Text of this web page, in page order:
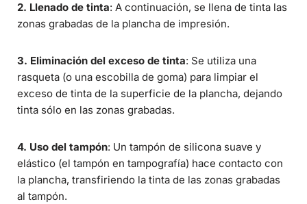
2. Llenado de tinta: A continuación, se llena de tinta las
zonas grabadas de la plancha de impresión.
3. Eliminación del exceso de tinta: Se utiliza una
rasqueta (o una escobilla de goma) para limpiar el
exceso de tinta de la superficie de la plancha, dejando
tinta sólo en las zonas grabadas.
4. Uso del tampón: Un tampón de silicona suave y
elástico (el tampón en tampografía) hace contacto con
la plancha, transfiriendo la tinta de las zonas grabadas
al tampón.